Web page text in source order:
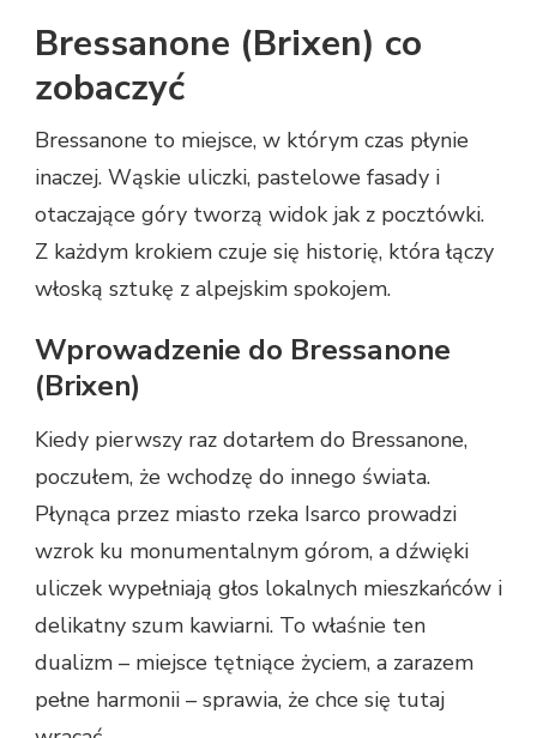
Bressanone (Brixen) co
zobaczyć
Bressanone to miejsce, w którym czas płynie
inaczej. Wąskie uliczki, pastelowe fasady i
otaczające góry tworzą widok jak z pocztówki.
Z każdym krokiem czuje się historię, która łączy
włoską sztukę z alpejskim spokojem.
Wprowadzenie do Bressanone
(Brixen)
Kiedy pierwszy raz dotarłem do Bressanone,
poczułem, że wchodzę do innego świata.
Płynąca przez miasto rzeka Isarco prowadzi
wzrok ku monumentalnym górom, a dźwięki
uliczek wypełniają głos lokalnych mieszkańców i
delikatny szum kawiarni. To właśnie ten
dualizm – miejsce tętniące życiem, a zarazem
pełne harmonii – sprawia, że chce się tutaj